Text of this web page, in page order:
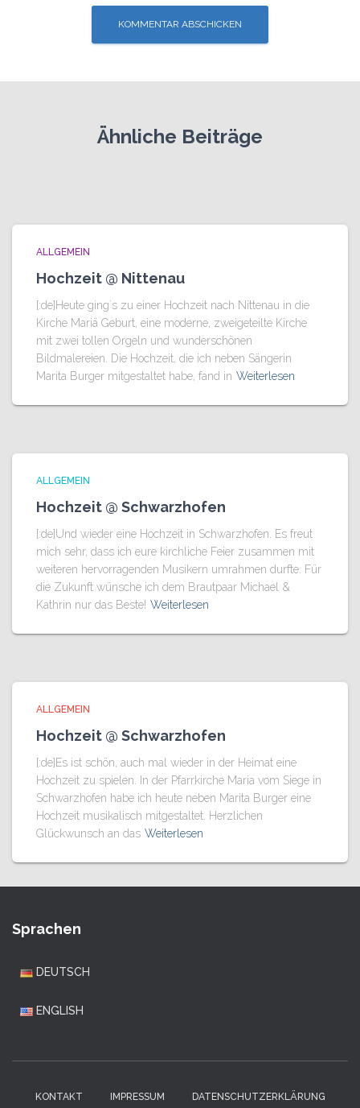
Ähnliche Beiträge
ALLGEMEIN
Hochzeit @ Nittenau
[:de]Heute ging´s zu einer Hochzeit nach Nittenau in die
Kirche Mariä Geburt, eine moderne, zweigeteilte Kirche
mit zwei tollen Orgeln und wunderschönen
Bildmalereien. Die Hochzeit, die ich neben Sängerin
Marita Burger mitgestaltet habe, fand in Weiterlesen
ALLGEMEIN
Hochzeit @ Schwarzhofen
[:de]Und wieder eine Hochzeit in Schwarzhofen. Es freut
mich sehr, dass ich eure kirchliche Feier zusammen mit
weiteren hervorragenden Musikern umrahmen durfte. Für
die Zukunft wünsche ich dem Brautpaar Michael &
Kathrin nur das Beste! Weiterlesen
ALLGEMEIN
Hochzeit @ Schwarzhofen
[:de]Es ist schön, auch mal wieder in der Heimat eine
Hochzeit zu spielen. In der Pfarrkirche Maria vom Siege in
Schwarzhofen habe ich heute neben Marita Burger eine
Hochzeit musikalisch mitgestaltet. Herzlichen
Glückwunsch an das Weiterlesen
Sprachen
DEUTSCH
ENGLISH
KONTAKT IMPRESSUM DATENSCHUTZERKLÄRUNG